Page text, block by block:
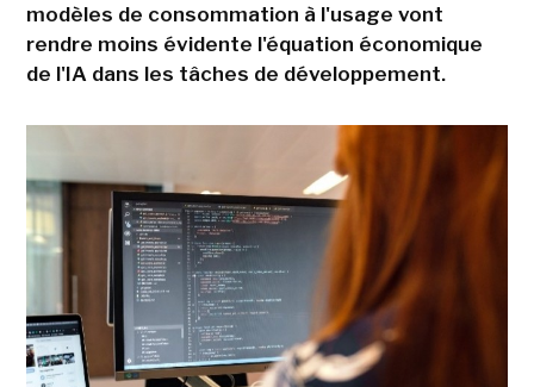
modèles de consommation à l'usage vont
rendre moins évidente l'équation économique
de l'IA dans les tâches de développement.